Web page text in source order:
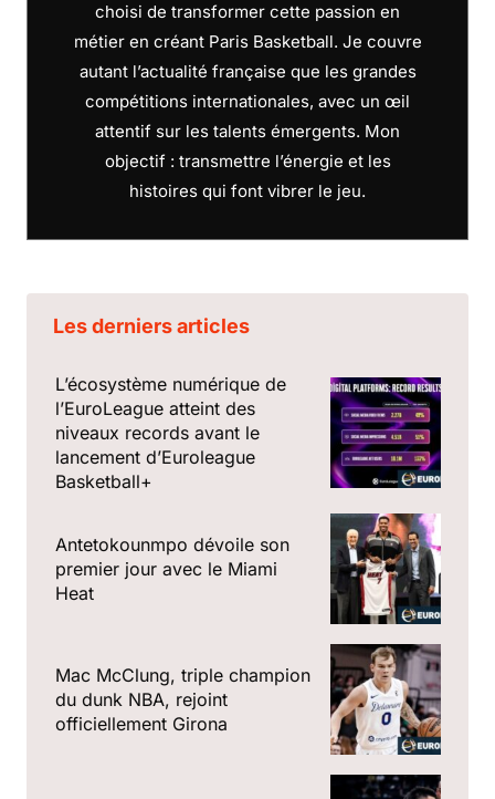
choisi de transformer cette passion en
métier en créant Paris Basketball. Je couvre
autant l’actualité française que les grandes
compétitions internationales, avec un œil
attentif sur les talents émergents. Mon
objectif : transmettre l’énergie et les
histoires qui font vibrer le jeu.
Les derniers articles
L’écosystème numérique de
l’EuroLeague atteint des
niveaux records avant le
lancement d’Euroleague
Basketball+
Antetokounmpo dévoile son
premier jour avec le Miami
Heat
Mac McClung, triple champion
du dunk NBA, rejoint
officiellement Girona